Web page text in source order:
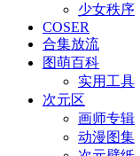
少女秩序
COSER
合集放流
图萌百科
实用工具
次元区
画师专辑
动漫图集